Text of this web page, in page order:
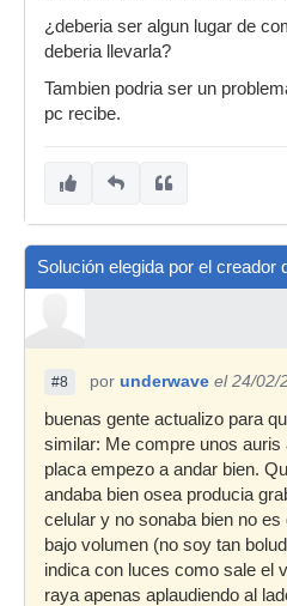
¿deberia ser algun lugar de
deberia llevarla?
Tambien podria ser un
pc recibe.
Solución elegida por el creador
#8 por underwave el 24/02/
buenas gente actualizo para
similar: Me compre unos auris
placa empezo a andar bien.
andaba bien osea producia
celular y no sonaba bien no
bajo volumen (no soy tan
indica con luces como sale el
raya apenas aplaudiendo al